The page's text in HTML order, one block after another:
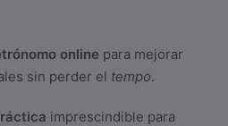
online para mejorar
sin perder el tempo.
imprescindible para